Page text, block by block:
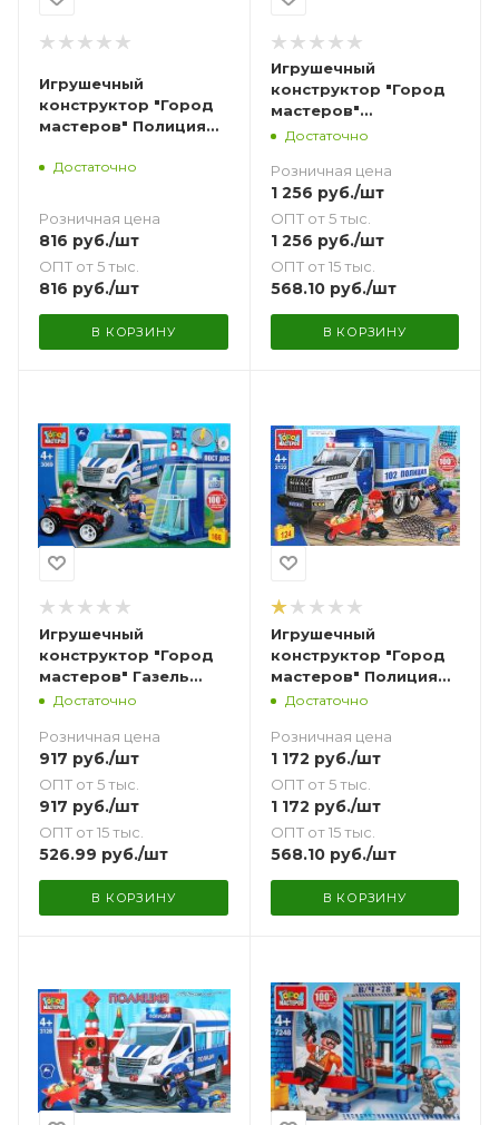
Игрушечный
конструктор "Город
мастеров" Полиция
спецназа 91 дет.
Достаточно
Розничная цена
816 руб./шт
ОПТ от 5 тыс.
816 руб./шт
В КОРЗИНУ
Игрушечный
конструктор "Город
мастеров"
Полицейский
138 дет.
Достаточно
Розничная цена
1 256 руб./шт
ОПТ от 5 тыс.
1 256 руб./шт
ОПТ от 15 тыс.
568.10руб./шт
В КОРЗИНУ
Игрушечный
конструктор "Город
мастеров" Газель
Next Пост ДПС 166
Достаточно
Розничная цена
917 руб./шт
ОПТ от 5 тыс.
917 руб./шт
ОПТ от 15 тыс.
526.99 руб./шт
В КОРЗИНУ
Игрушечный
конструктор "Город
мастеров" Полиция
Урал Next 124 дет.
Достаточно
Розничная цена
1 172 руб./шт
ОПТ от 5 тыс.
1 172 руб./шт
ОПТ от 15 тыс.
568.10руб./шт
В КОРЗИНУ